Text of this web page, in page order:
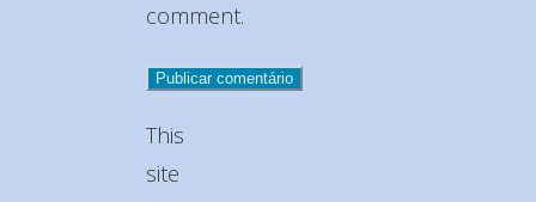
comment.
This
site